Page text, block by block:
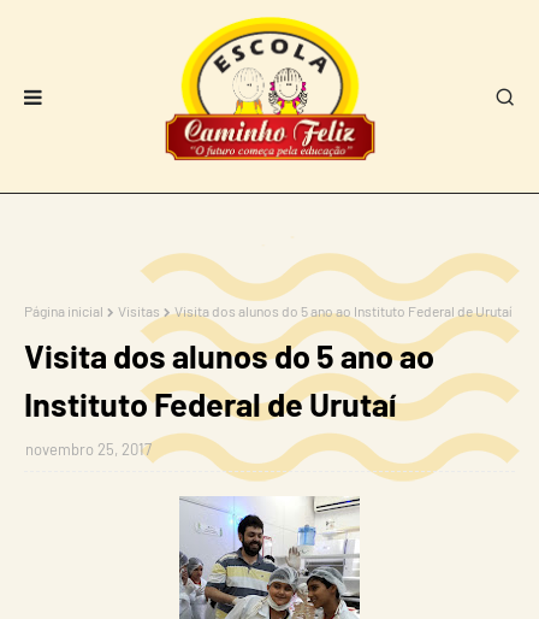
Página inicial Visitas Visita dos alunos do 5 ano ao Instituto Federal de Urutaí
Visita dos alunos do 5 ano ao
Instituto Federal de Urutaí
novembro 25, 2017